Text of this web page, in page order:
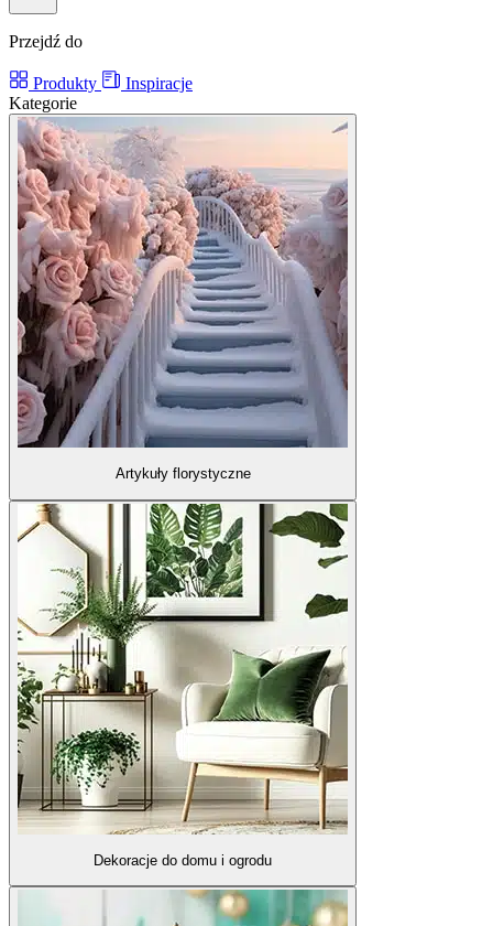
Przejdź do
Produkty
Inspiracje
Kategorie
Artykuły florystyczne
Dekoracje do domu i ogrodu